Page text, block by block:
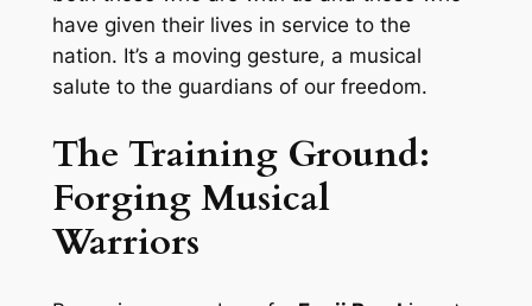
have given their lives in service to the
nation. It’s a moving gesture, a musical
salute to the guardians of our freedom.
The Training Ground:
Forging Musical
Warriors